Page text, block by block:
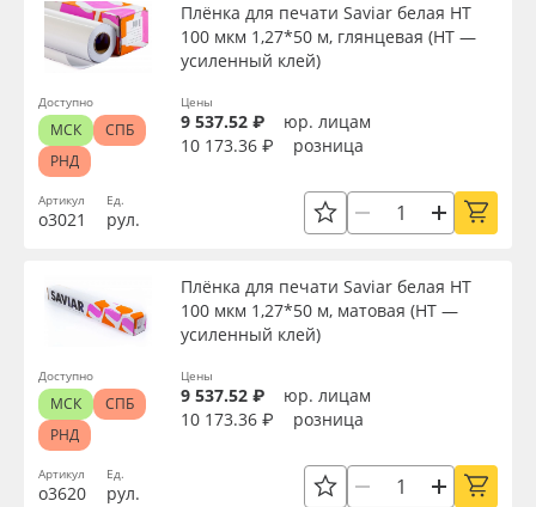
Артикул
о3021
Плёнка для печати Saviar белая HT
100 мкм 1,27*50 м, глянцевая (HT —
усиленный клей)
Ед.
рул.
Цены
9 537.52 ₽
юр. лицам
10 173.36 ₽
розница
Доступно
МСК
СПБ
РНД
Артикул
о3620
Плёнка для печати Saviar белая HT
100 мкм 1,27*50 м, матовая (HT —
усиленный клей)
Ед.
рул.
Цены
9 537.52 ₽
юр. лицам
10 173.36 ₽
розница
Доступно
МСК
СПБ
РНД